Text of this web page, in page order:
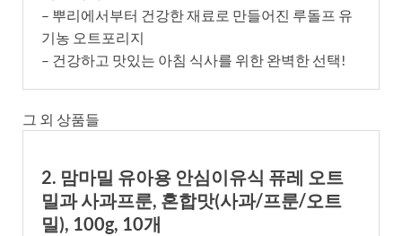
– 뿌리에서부터 건강한 재료로 만들어진 루돌프 유
기농 오트포리지
– 건강하고 맛있는 아침 식사를 위한 완벽한 선택!
그 외 상품들
2. 맘마밀 유아용 안심이유식 퓨레 오트
밀과 사과프룬, 혼합맛(사과/프룬/오트
밀), 100g, 10개